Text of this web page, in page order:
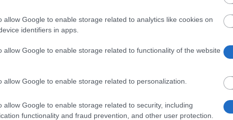
allow Google to enable storage related to analytics like cookies on
identifiers in apps.
allow Google to enable storage related to functionality of the website
allow Google to enable storage related to personalization.
allow Google to enable storage related to security, including
functionality and fraud prevention, and other user protection.
el extranjero. Los estudiantes pueden solicitar una
de maestría.